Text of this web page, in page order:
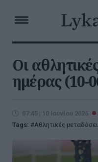
Οι
ημέρας (10-
07:45 | 10 Ιουνίου 2026
Tags:
Αθλητικές